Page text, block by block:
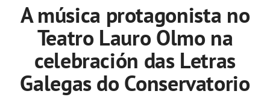
A música protagonista no
Teatro Lauro Olmo na
celebración das Letras
Galegas do Conservatorio